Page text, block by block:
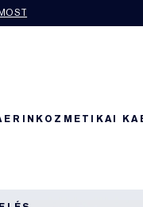
KOZMETIKAI